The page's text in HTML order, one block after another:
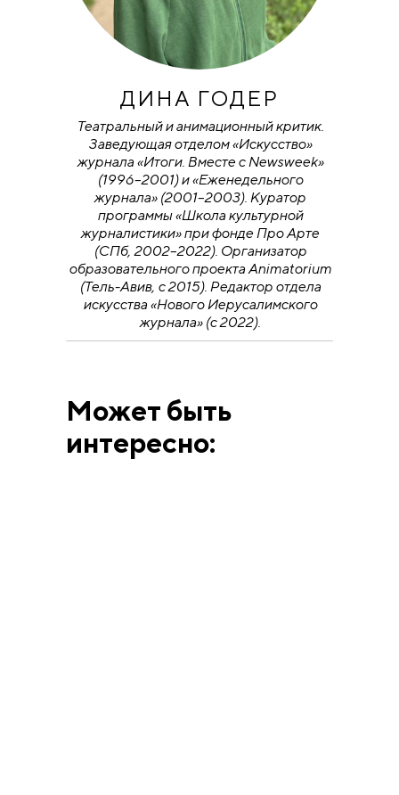
ДИНА ГОДЕР
Театральный и анимационный критик.
Заведующая отделом «Искусство»
журнала «Итоги. Вместе с Newsweek»
(1996–2001) и «Еженедельного
журнала» (2001–2003). Куратор
программы «Школа культурной
журналистики» при фонде Про Арте
(СПб, 2002–2022). Организатор
образовательного проекта Animatorium
(Тель-Авив, с 2015). Редактор отдела
искусства «Нового Иерусалимского
журнала» (с 2022).
Может быть
интересно: